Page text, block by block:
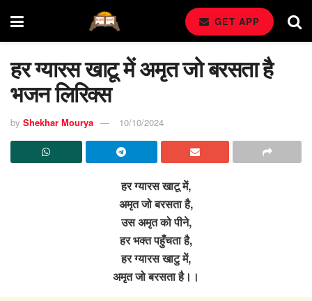
GET APP
हर ग्यारस खाटू में अमृत जो बरसता है
भजन लिरिक्स
by Shekhar Mourya 10/10/2024
हर ग्यारस खाटू में,
अमृत जो बरसता है,
उस अमृत को पीने,
हर भक्त पहुँचता है,
हर ग्यारस खाटु में,
अमृत जो बरसता है।।